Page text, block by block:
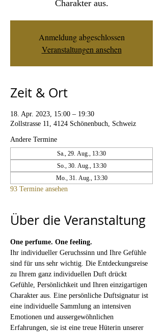
Charakter aus.
Anmeldung abgeschlossen
Veranstaltungen ansehen
Zeit & Ort
18. Apr. 2023, 15:00 – 19:30
Zollstrasse 11, 4124 Schönenbuch, Schweiz
Andere Termine
Sa., 29. Aug., 13:30
So., 30. Aug., 13:30
Mo., 31. Aug., 13:30
93 Termine ansehen
Über die Veranstaltung
One perfume. One feeling.
Ihr individueller Geruchssinn und Ihre Gefühle
sind für uns sehr wichtig. Die Entdeckungsreise
zu Ihrem ganz individuellen Duft drückt
Gefühle, Persönlichkeit und Ihren einzigartigen
Charakter aus. Eine persönliche Duftsignatur ist
eine individuelle Sammlung an intensiven
Emotionen und aussergewöhnlichen
Erfahrungen, sie ist eine treue Hüterin unserer